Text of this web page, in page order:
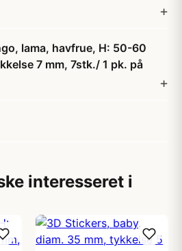
lama, havfrue, H: 50-60
7 mm, 7stk./ 1 pk. på
interesseret i